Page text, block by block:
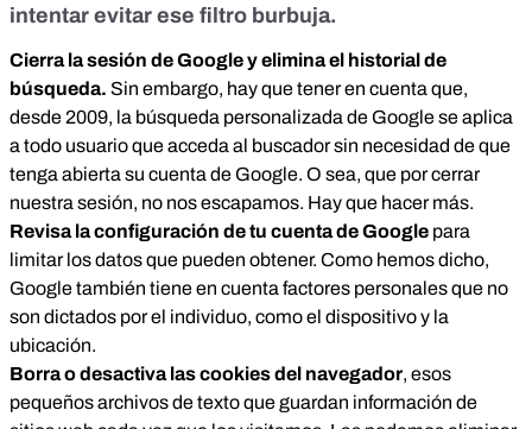
intentar evitar ese filtro burbuja.
Cierra la sesión de Google y elimina el historial de
búsqueda. Sin embargo, hay que tener en cuenta que,
desde 2009, la búsqueda personalizada de Google se aplica
a todo usuario que acceda al buscador sin necesidad de que
tenga abierta su cuenta de Google. O sea, que por cerrar
nuestra sesión, no nos escapamos. Hay que hacer más.
Revisa la configuración de tu cuenta de Google para
limitar los datos que pueden obtener. Como hemos dicho,
Google también tiene en cuenta factores personales que no
son dictados por el individuo, como el dispositivo y la
ubicación.
Borra o desactiva lascookiesdel navegador, esos
pequeños archivos de texto que guardan información de